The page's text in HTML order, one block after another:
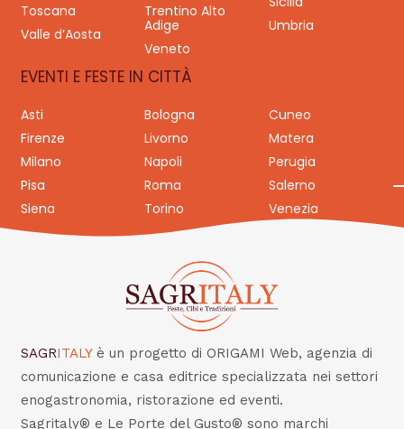
Toscana
Trentino Alto
Adige
Umbria
Valle d’Aosta
Veneto
EVENTI E FESTE IN CITTÀ
Asti Bologna
Cuneo
Firenze
Livorno
Matera
Milano
Napoli
Perugia
Pisa
Roma
Salerno
Siena
Torino Venezia
SAGRITALY è un progetto di ORIGAMI Web, agenzia di
comunicazione e casa editrice specializzata nei settori
enogastronomia, ristorazione ed eventi.
Sagritaly® e Le Porte del Gusto® sono marchi